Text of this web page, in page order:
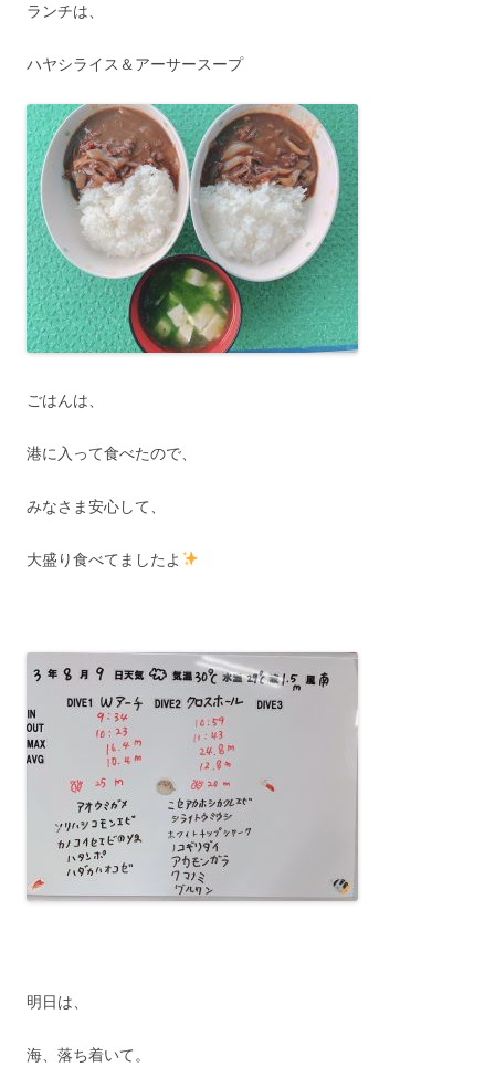
ランチは、
ハヤシライス＆アーサースープ
ごはんは、
港に入って食べたので、
みなさま安心して、
大盛り食べてましたよ
明日は、
海、落ち着いて。